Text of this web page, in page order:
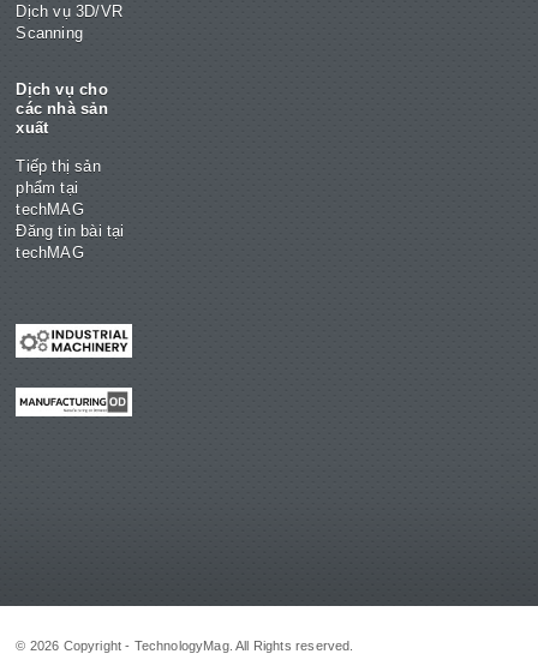
Dịch vụ 3D/VR
Scanning
Dịch vụ cho
các nhà sản
xuất
Tiếp thị sản
phẩm tại
techMAG
Đăng tin bài tại
techMAG
© 2026 Copyright - TechnologyMag. All Rights reserved.